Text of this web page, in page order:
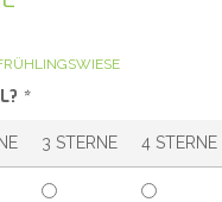
*
3 STERNE 4 STERNE